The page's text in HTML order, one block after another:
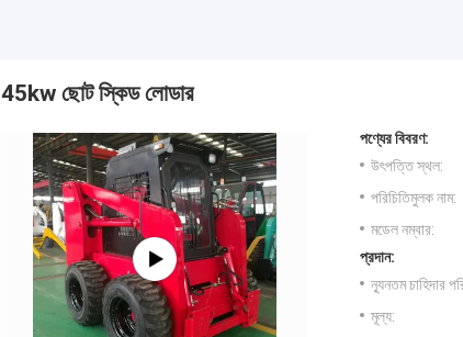
45kw ছোট স্কিড লোডার
পণ্যের বিবরণ:
উৎপত্তি স্থল:
পরিচিতিমুলক নাম:
মডেল নম্বার:
প্রদান:
ন্যূনতম চাহিদার
মূল্য: